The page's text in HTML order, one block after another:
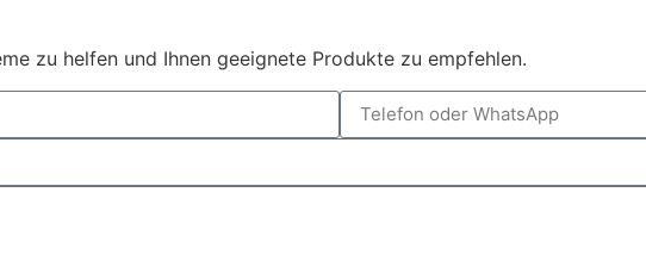
zu helfen und Ihnen geeignete Produkte zu empfehlen.